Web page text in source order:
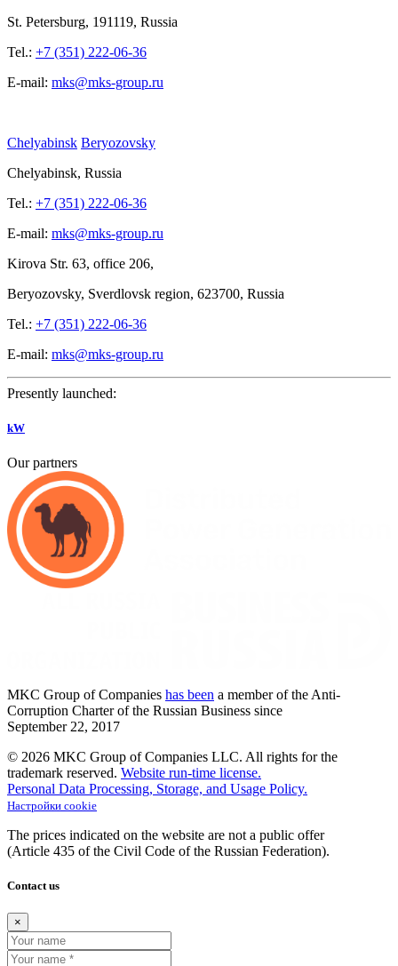
St. Petersburg, 191119, Russia
Tel.: +7 (351) 222-06-36
E-mail: mks@mks-group.ru
Chelyabinsk Beryozovsky
Chelyabinsk, Russia
Tel.: +7 (351) 222-06-36
E-mail: mks@mks-group.ru
Kirova Str. 63, office 206,
Beryozovsky, Sverdlovsk region, 623700, Russia
Tel.: +7 (351) 222-06-36
E-mail: mks@mks-group.ru
Presently launched:
kW
Our partners
MKC Group of Companies has been a member of the Anti-
Corruption Charter of the Russian Business since
September 22, 2017
© 2026 MKC Group of Companies LLC. All rights for the
trademark reserved. Website run-time license.
Personal Data Processing, Storage, and Usage Policy.
Настройки cookie
The prices indicated on the website are not a public offer
(Article 435 of the Civil Code of the Russian Federation).
Contact us
×